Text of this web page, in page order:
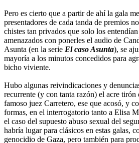
Pero es cierto que a partir de ahí la gala
presentadores de cada tanda de premios
chistes tan privados que solo los
amenazados con ponerles el audio de
Asunta (en la serie El caso Asunta), se
mayoría a los minutos concedidos para
bicho viviente.
Hubo algunas reivindicaciones y
recurrente (y con tanta razón) el acre tirón
famoso juez Carretero, ese que acosó, y
formas, en el interrogatorio tanto a Elisa
el caso del supuesto abuso sexual del
habría lugar para clásicos en estas galas,
genocidio de Gaza, pero también para